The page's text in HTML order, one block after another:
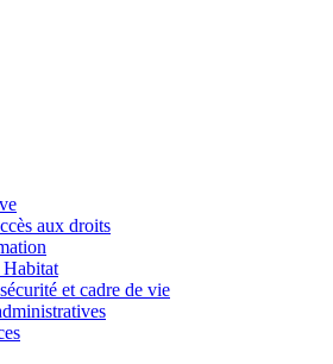
aux droits
Habitat
et cadre de vie